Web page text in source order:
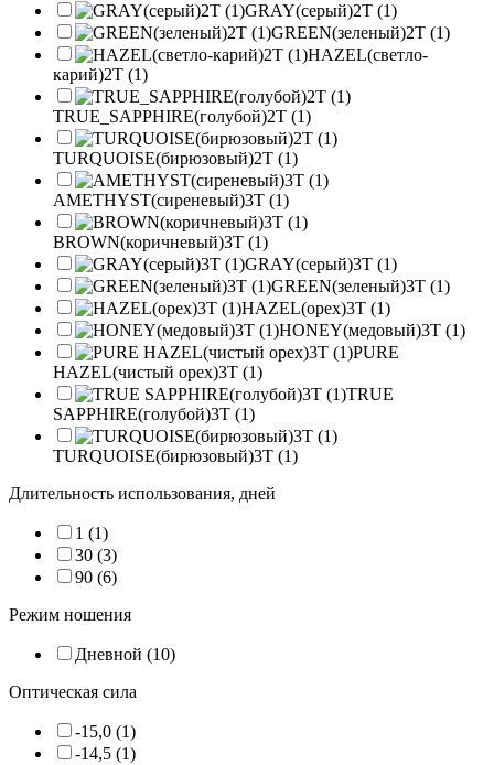
GRAY(серый)2T (1)
GREEN(зеленый)2T (1)
HAZEL(светло-
карий)2T (1)
TRUE_SAPPHIRE(голубой)2T (1)
TURQUOISE(бирюзовый)2T (1)
AMETHYST(сиреневый)3T (1)
BROWN(коричневый)3T (1)
GRAY(серый)3T (1)
GREEN(зеленый)3T (1)
HAZEL(орех)3T (1)
HONEY(медовый)3T (1)
PURE
HAZEL(чистый орех)3T (1)
TRUE
SAPPHIRE(голубой)3T (1)
TURQUOISE(бирюзовый)3T (1)
Длительность использования, дней
1 (1)
30 (3)
90 (6)
Режим ношения
Дневной (10)
Оптическая сила
-15,0 (1)
-14,5 (1)